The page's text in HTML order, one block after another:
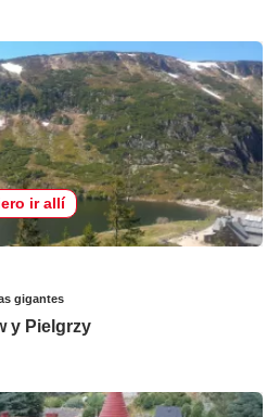
ir allí
gigantes
y Pielgrzy